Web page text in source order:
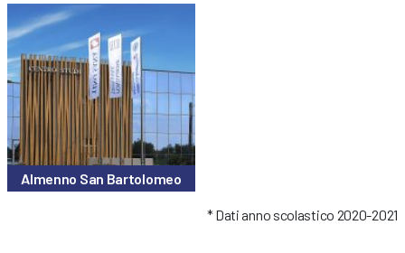
Almenno San Bartolomeo
* Dati anno scolastico 2020-2021